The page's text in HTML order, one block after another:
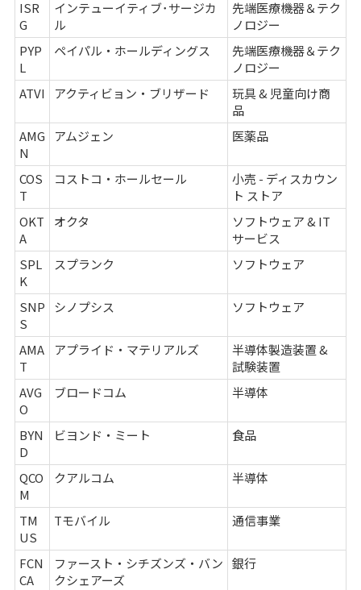
ISR
G
インテューイティブ･サージカ
ル
先端医療機器＆テク
ノロジー
PYP
L
ペイパル・ホールディングス
先端医療機器＆テク
ノロジー
ATVI
アクティビョン・ブリザード
玩具 & 児童向け商
品
AMG
N
アムジェン 医薬品
COS
T
コストコ・ホールセール
小売 - ディスカウン
ト ストア
OKT
A
オクタ
ソフトウェア & IT
サービス
SPL
K
スプランク ソフトウェア
SNP
S
シノプシス ソフトウェア
AMA
T
アプライド・マテリアルズ
半導体製造装置 &
試験装置
AVG
O
ブロードコム 半導体
BYN
D
ビヨンド・ミート 食品
QCO
M
クアルコム 半導体
TM
US
Tモバイル 通信事業
FCN
CA
ファースト・シチズンズ・バン
クシェアーズ
銀行